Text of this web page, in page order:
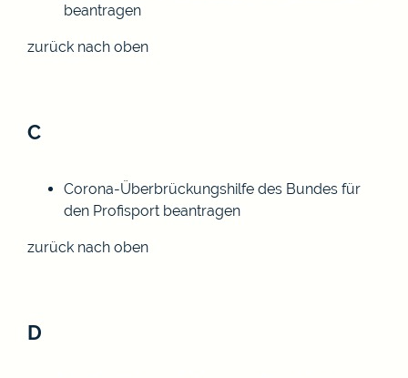
beantragen
zurück nach oben
C
Corona-Überbrückungshilfe des Bundes für
den Profisport beantragen
zurück nach oben
D